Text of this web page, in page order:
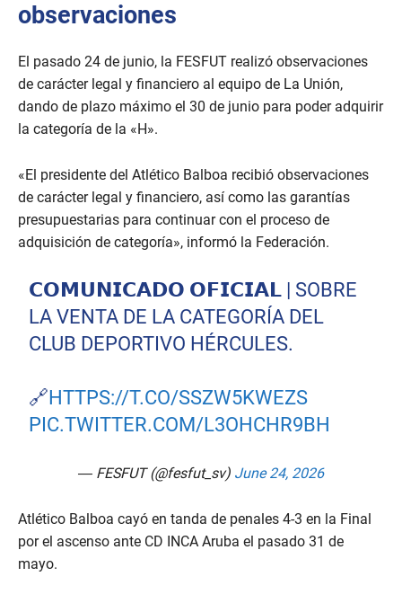
observaciones
El pasado 24 de junio, la FESFUT realizó observaciones
de carácter legal y financiero al equipo de La Unión,
dando de plazo máximo el 30 de junio para poder adquirir
la categoría de la «H».
«El presidente del Atlético Balboa recibió observaciones
de carácter legal y financiero, así como las garantías
presupuestarias para continuar con el proceso de
adquisición de categoría», informó la Federación.
𝗖𝗢𝗠𝗨𝗡𝗜𝗖𝗔𝗗𝗢 𝗢𝗙𝗜𝗖𝗜𝗔𝗟 | SOBRE
LA VENTA DE LA CATEGORÍA DEL
CLUB DEPORTIVO HÉRCULES.
🔗HTTPS://T.CO/SSZW5KWEZS
PIC.TWITTER.COM/L3OHCHR9BH
— FESFUT (@fesfut_sv) June 24, 2026
Atlético Balboa cayó en tanda de penales 4-3 en la Final
por el ascenso ante CD INCA Aruba el pasado 31 de
mayo.